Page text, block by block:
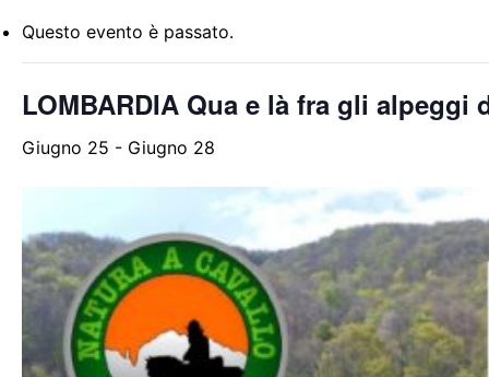
Questo evento è passato.
LOMBARDIA Qua e là fra gli alpeggi
Giugno 25 - Giugno 28